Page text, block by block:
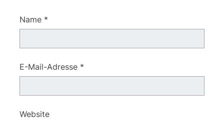
Name *
E-Mail-Adresse *
Website